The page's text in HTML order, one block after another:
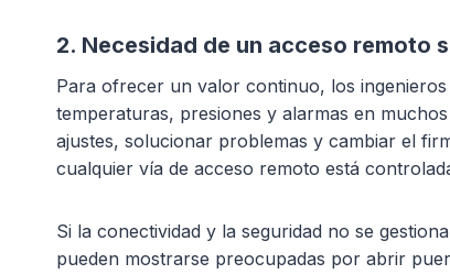
2. Necesidad de un acceso remoto
Para ofrecer un valor continuo, los
temperaturas, presiones y alarmas en
ajustes, solucionar problemas y cambiar el
cualquier vía de acceso remoto está
Si la conectividad y la seguridad no se
pueden mostrarse preocupadas por abrir